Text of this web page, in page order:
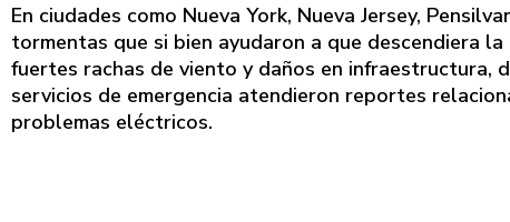
En ciudades como Nueva York, Nueva Jersey,
tormentas que si bien ayudaron a que descendiera
fuertes rachas de viento y daños en infraestructura,
servicios de emergencia atendieron reportes
problemas eléctricos.